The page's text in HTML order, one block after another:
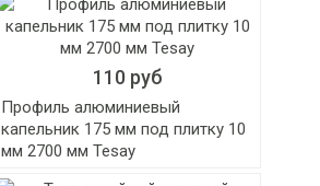
110 руб
Профиль алюминиевый
капельник 175 мм под плитку 10
мм 2700 мм Tesay